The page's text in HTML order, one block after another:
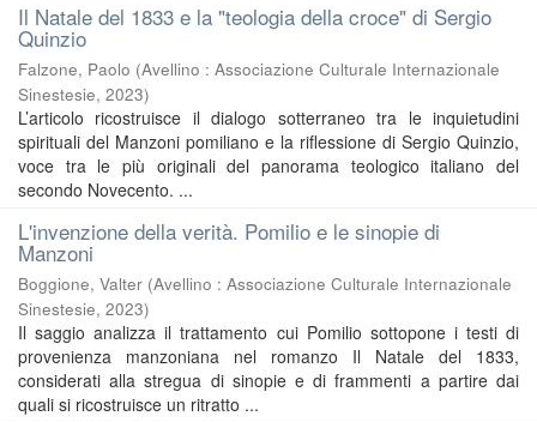
Il Natale del 1833 e la "teologia della croce" di Sergio
Quinzio
Falzone, Paolo (Avellino : Associazione Culturale Internazionale
Sinestesie, 2023)
L’articolo ricostruisce il dialogo sotterraneo tra le inquietudini
spirituali del Manzoni pomiliano e la riflessione di Sergio Quinzio,
voce tra le più originali del panorama teologico italiano del
secondo Novecento. ...
L'invenzione della verità. Pomilio e le sinopie di
Manzoni
Boggione, Valter (Avellino : Associazione Culturale Internazionale
Sinestesie, 2023)
Il saggio analizza il trattamento cui Pomilio sottopone i testi di
provenienza manzoniana nel romanzo Il Natale del 1833,
considerati alla stregua di sinopie e di frammenti a partire dai
quali si ricostruisce un ritratto ...